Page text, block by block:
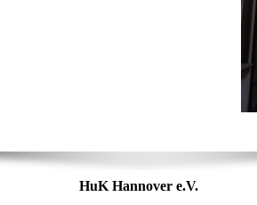
HuK Hannover e.V.